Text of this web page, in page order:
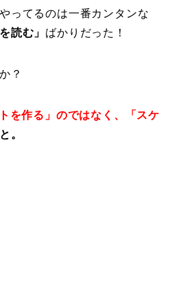
ってるのは一番カンタンな
読む」 ばかりだった！
？
を作る」のではなく、「スケ
。